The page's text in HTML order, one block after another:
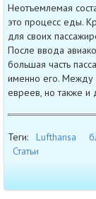
Неотъемлемая
это процесс еды.
для своих
После ввода
большая часть
именно его. Между
евреев, но также и
Теги: Lufthansa
Статьи